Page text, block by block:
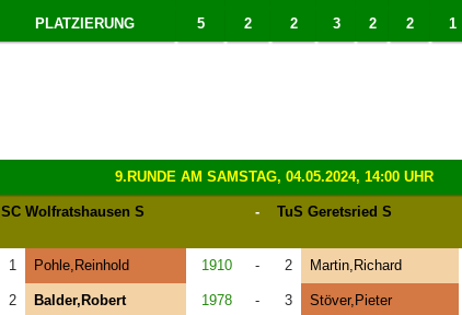
PLATZIERUNG 5 2 2 3 2 2 1
9.RUNDE AM SAMSTAG, 04.05.2024, 14:00 UHR
SC Wolfratshausen S - TuS Geretsried S
1 Pohle,Reinhold 1910 - 2 Martin,Richard
2 Balder,Robert 1978 - 3 Stöver,Pieter